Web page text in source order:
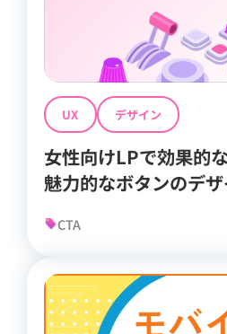
UX デザイン
女性向けLPで効果的
魅力的なボタンのデ
CTA